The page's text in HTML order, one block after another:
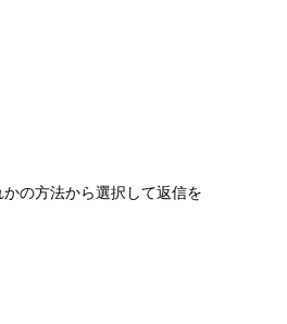
の方法から選択して返信を